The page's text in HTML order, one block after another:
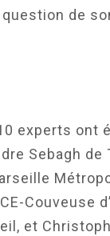
question de
experts ont
Sebagh
Couveuse
et